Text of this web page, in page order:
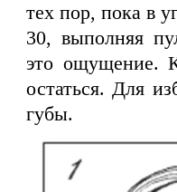
тех пор, пока в
30, выполняя
это ощущение.
остаться. Для
губы.